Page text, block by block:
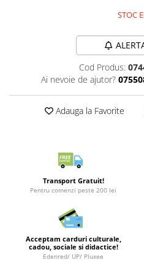
Merch Lex Hobby Store
Cani/Pahare
Brelocuri
STOC
Cod Produs:
Ai nevoie de ajutor?
Adauga la Favorite
Transport Gratuit!
Pentru comenzi peste 200 lei
Acceptam carduri culturale,
cadou, sociale si didactice!
Edenred/ UP/ Pluxee